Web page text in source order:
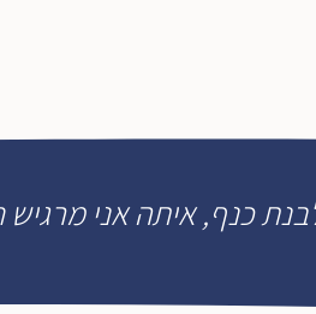
כנף, איתה אני מרגיש